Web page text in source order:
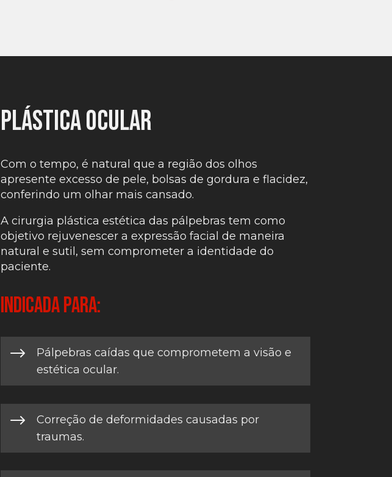
Plástica Ocular
Com o tempo, é natural que a região dos olhos
apresente excesso de pele, bolsas de gordura e flacidez,
conferindo um olhar mais cansado.
A cirurgia plástica estética das pálpebras tem como
objetivo rejuvenescer a expressão facial de maneira
natural e sutil, sem comprometer a identidade do
paciente.
Indicada para:
$
Pálpebras caídas que comprometem a visão e
estética ocular.
$
Correção de deformidades causadas por
traumas.